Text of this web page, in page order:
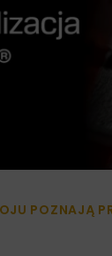
POZNAJĄ